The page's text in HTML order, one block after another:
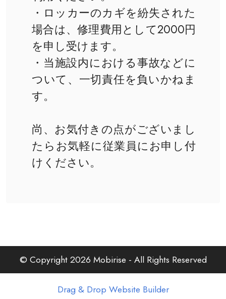
・ロッカーのカギを紛失された
場合は、修理費用として2000円
を申し受けます。
・当施設内における事故などに
ついて、一切責任を負いかねま
す。
尚、お気付きの点がございまし
たらお気軽に従業員にお申し付
けください。
© Copyright 2026 Mobirise - All Rights Reserved
Drag & Drop Website Builder